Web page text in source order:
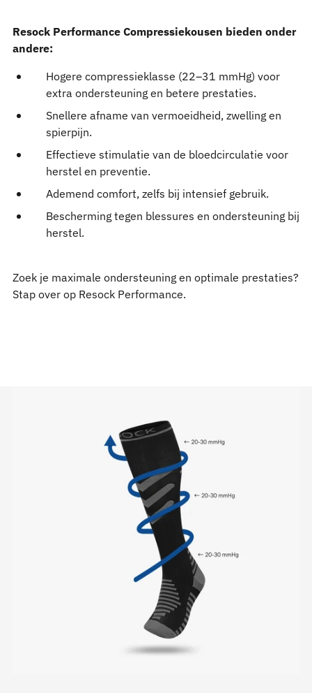
Resock Performance Compressiekousen bieden onder
andere:
Hogere compressieklasse (22–31 mmHg) voor
extra ondersteuning en betere prestaties.
Snellere afname van vermoeidheid, zwelling en
spierpijn.
Effectieve stimulatie van de bloedcirculatie voor
herstel en preventie.
Ademend comfort, zelfs bij intensief gebruik.
Bescherming tegen blessures en ondersteuning bij
herstel.
Zoek je maximale ondersteuning en optimale prestaties?
Stap over op Resock Performance.